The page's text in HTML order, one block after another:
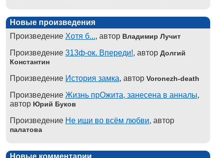
Новые произведения
Произведение Хотя б..., автор Владимир Лучит
Произведение 313ф-ок. Впереди!, автор Долгий
Константин
Произведение История замка, автор Voronezh-death
Произведение Жизнь прОжита, занесена в анналы,
автор Юрий Буков
Произведение Не ищи во всём любви, автор
палатова
Новые комментарии